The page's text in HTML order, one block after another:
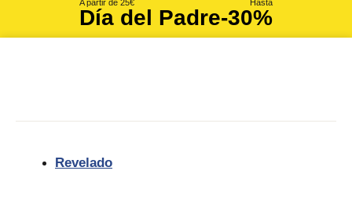
A partir de 25€
Día del Padre
Hasta
-30%
Revelado